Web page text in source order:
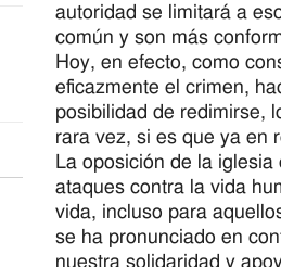
autoridad se limitará a
común y son más
Hoy, en efecto, como
eficazmente el crimen,
posibilidad de redimirse,
rara vez, si es que ya en
La oposición de la
ataques contra la vida
vida, incluso para
se ha pronunciado en
nuestra solidaridad y